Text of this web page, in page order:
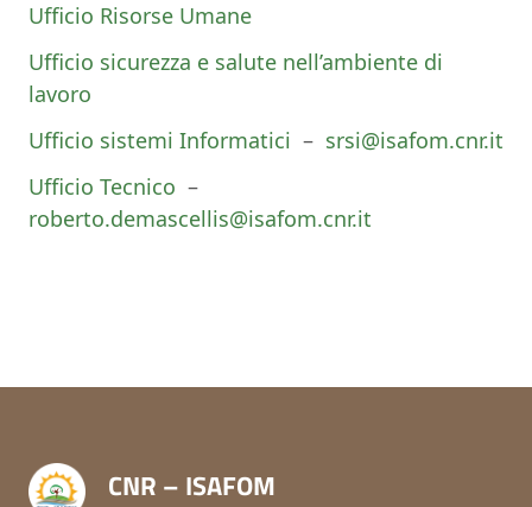
Ufficio Risorse Umane
Ufficio sicurezza e salute nell’ambiente di
lavoro
Ufficio sistemi Informatici – srsi@isafom.cnr.it
Ufficio Tecnico –
roberto.demascellis@isafom.cnr.it
CNR – ISAFOM